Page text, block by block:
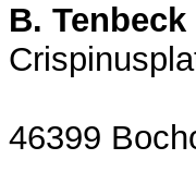
B.
46399